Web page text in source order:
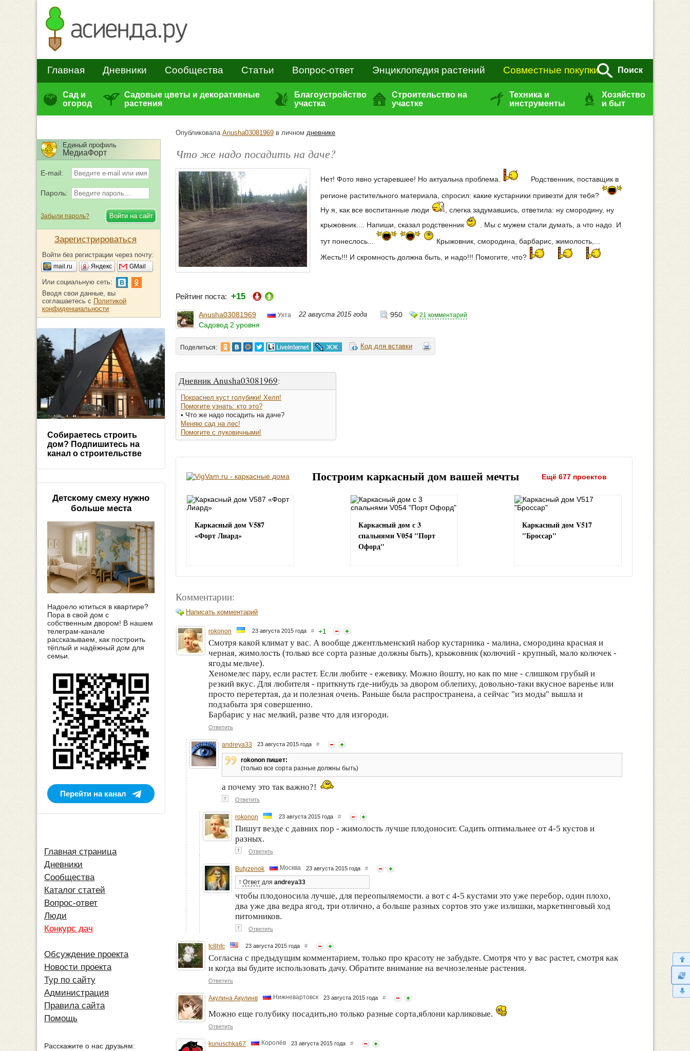
Главная Дневники Сообщества Статьи Вопрос-ответ Энциклопедия растений Совместные покупки Поиск
Сад и
огород
Садовые цветы и декоративные
растения
Благоустройство
участка
Строительство на
участке
Техника и
инструменты
Хозяйство
и быт
Опубликовала Anusha03081969 в личном дневнике
Что же надо посадить на даче?
Нет! Фото явно устаревшее! Но актуальна проблема.
Родственник, поставщик в
регионе растительного материала, спросил: какие кустарники привезти для тебя?
Ну я, как все воспитанные люди
, слегка задумавшись, ответила: ну смородину, ну
крыжовник.... Напиши, сказал родственник
. Мы с мужем стали думать, а что надо. И
тут понеслось...
Крыжовник, смородина, барбарис, жимолость,...
Жесть!!! И скромность должна быть, и надо!!! Помогите, что?
Рейтинг поста: +15
Anusha03081969
Садовод 2 уровня
Ухта 22 августа 2015 года 950 21 комментарий
Поделиться: Код для вставки
Дневник Anusha03081969:
Покраснел куст голубики! Хелп!
Помогите узнать: кто это?
• Что же надо посадить на даче?
Меняю сад на лес!
Помогите с луковичными!
Построим каркасный дом вашей мечты Ещё 677 проектов
Каркасный дом V587
«Форт Лиард»
Каркасный дом с 3
спальнями V054 "Порт
Офорд"
Каркасный дом V517
"Броссар"
Комментарии:
Написать комментарий
rokonon 23 августа 2015 года # +1
Смотря какой климат у вас. А вообще джентльменский набор кустарника - малина, смородина красная и
черная, жимолость (только все сорта разные должны быть), крыжовник (колючий - крупный, мало колючек -
ягоды мельче).
Хеномелес пару, если растет. Если любите - ежевику. Можно йошту, но как по мне - слишком грубый и
резкий вкус. Для любителя - приткнуть где-нибудь за двором облепиху, довольно-таки вкусное варенье или
просто перетертая, да и полезная очень. Раньше была распространена, а сейчас "из моды" вышла и
подзабыта зря совершенно.
Барбарис у нас мелкий, разве что для изгороди.
Ответить
andreya33 23 августа 2015 года #
rokonon пишет:
(только все сорта разные должны быть)
а почему это так важно?!
↑ Ответить
rokonon 23 августа 2015 года #
Пишут везде с давних пор - жимолость лучше плодоносит. Садить оптимальнее от 4-5 кустов и
разных.
↑ Ответить
Butyzenok Москва 23 августа 2015 года #
↑ Ответ для andreya33
чтобы плодоносила лучше, для переопыляемости. а вот с 4-5 кустами это уже перебор, один плохо,
два уже два ведра ягод, три отлично, а больше разных сортов это уже излишки, маркетинговый ход
питомников.
↑ Ответить
fc8hfc 23 августа 2015 года #
Согласна с предыдущим комментарием, только про красоту не забудьте. Смотря что у вас растет, смотря как
и когда вы будите использовать дачу. Обратите внимание на вечнозеленые растения.
Ответить
Акулина Акулинв Нижневартовск 23 августа 2015 года #
Можно еще голубику посадить,но только разные сорта,яблони карликовые.
Ответить
kunuschka67 Королёв 23 августа 2015 года #
Единый профиль
МедиаФорт
E-mail:
Пароль:
Забыли пароль?
Зарегистрироваться
Войти без регистрации через почту:
mail.ru Яндекс GMail
Или социальную сеть:
Вводя свои данные, вы
соглашаетесь с Политикой
конфиденциальности
Собираетесь строить
дом? Подпишитесь на
канал о строительстве
Детскому смеху нужно
больше места
Надоело ютиться в квартире?
Пора в свой дом с
собственным двором! В нашем
телеграм-канале
рассказываем, как построить
тёплый и надёжный дом для
семьи.
Перейти на канал
Главная страница
Дневники
Сообщества
Каталог статей
Вопрос-ответ
Люди
Конкурс дач
Обсуждение проекта
Новости проекта
Тур по сайту
Администрация
Правила сайта
Помощь
Расскажите о нас друзьям: